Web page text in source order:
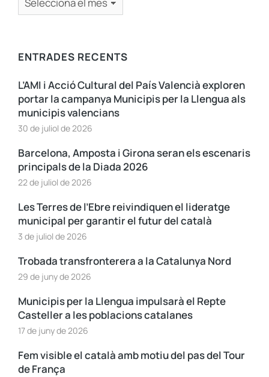
ENTRADES RECENTS
L’AMI i Acció Cultural del País Valencià exploren
portar la campanya Municipis per la Llengua als
municipis valencians
30 de juliol de 2026
Barcelona, Amposta i Girona seran els escenaris
principals de la Diada 2026
22 de juliol de 2026
Les Terres de l’Ebre reivindiquen el lideratge
municipal per garantir el futur del català
3 de juliol de 2026
Trobada transfronterera a la Catalunya Nord
29 de juny de 2026
Municipis per la Llengua impulsarà el Repte
Casteller a les poblacions catalanes
17 de juny de 2026
Fem visible el català amb motiu del pas del Tour
de França